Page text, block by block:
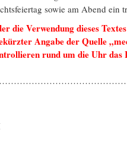
sowie am Abend ein
die Verwendung dieses
Angabe der Quelle
rund um die Uhr das